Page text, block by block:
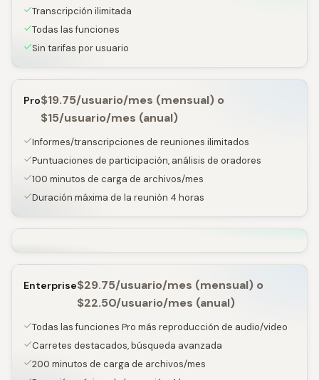
Transcripción ilimitada
Todas las funciones
Sin tarifas por usuario
Pro$19.75/usuario/mes (mensual) o
$15/usuario/mes (anual)
Informes/transcripciones de reuniones ilimitados
Puntuaciones de participación, análisis de oradores
100 minutos de carga de archivos/mes
Duración máxima de la reunión 4 horas
Enterprise$29.75/usuario/mes (mensual) o
$22.50/usuario/mes (anual)
Todas las funciones Pro más reproducción de audio/video
Carretes destacados, búsqueda avanzada
200 minutos de carga de archivos/mes